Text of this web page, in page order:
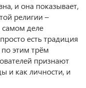
и она показывает,
религии –
самом деле
есть традиция
этим трём
признают
и как личности, и